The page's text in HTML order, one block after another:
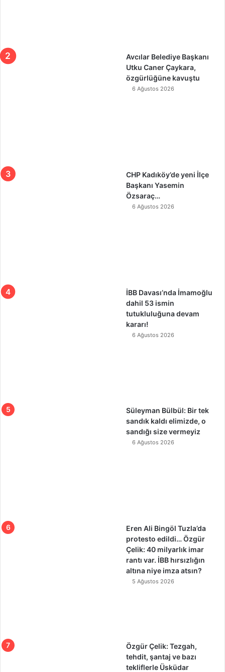
Avcılar Belediye Başkanı
Utku Caner Çaykara,
özgürlüğüne kavuştu
6 Ağustos 2026
CHP Kadıköy’de yeni İlçe
Başkanı Yasemin
Özsaraç…
6 Ağustos 2026
İBB Davası’nda İmamoğlu
dahil 53 ismin
tutukluluğuna devam
kararı!
6 Ağustos 2026
Süleyman Bülbül: Bir tek
sandık kaldı elimizde, o
sandığı size vermeyiz
6 Ağustos 2026
Eren Ali Bingöl Tuzla’da
protesto edildi… Özgür
Çelik: 40 milyarlık imar
rantı var. İBB hırsızlığın
altına niye imza atsın?
5 Ağustos 2026
Özgür Çelik: Tezgah,
tehdit, şantaj ve bazı
tekliflerle Üsküdar